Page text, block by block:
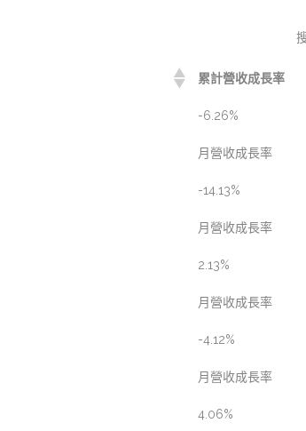
累計營收成長率
-6.26%
月營收成長率
-14.13%
月營收成長率
2.13%
月營收成長率
-4.12%
月營收成長率
4.06%